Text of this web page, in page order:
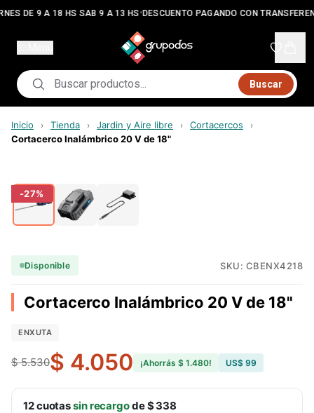
DE 9 A 18 HS SAB 9 A 13 HS•DESCUENTO PAGANDO CON
Buscar
Inicio › Tienda › Jardin y Aire libre › Cortacercos ›
Cortacerco Inalámbrico 20 V de 18"
-27%
Disponible SKU: CBENX4218
Cortacerco Inalámbrico 20 V de 18"
ENXUTA
$ 5.530$ 4.050 ¡Ahorrás $ 1.480! US$ 99
12cuotassin recargode$ 338